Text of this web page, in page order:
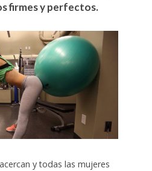
firmes y perfectos.
y todas las mujeres